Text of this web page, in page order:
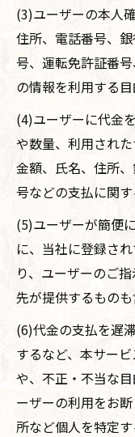
(3)ユーザーの本人
住所、電話番号、
号、運転免許証番
の情報を利用する
(4)ユーザーに代金
や数量、利用され
金額、氏名、住所
号などの支払に関
(5)ユーザーが簡便
に、当社に登録さ
り、ユーザーのご
先が提供するもの
(6)代金の支払を遅
するなど、本サー
や、不正・不当な
ーザーの利用をお
所など個人を特定